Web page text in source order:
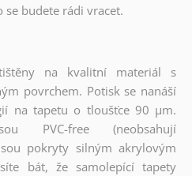
budete rádi vracet.
na kvalitní materiál s
povrchem. Potisk se nanáší
na tapetu o tloušťce 90 µm.
PVC-free (neobsahují
pokryty silným akrylovým
bát, že samolepící tapety